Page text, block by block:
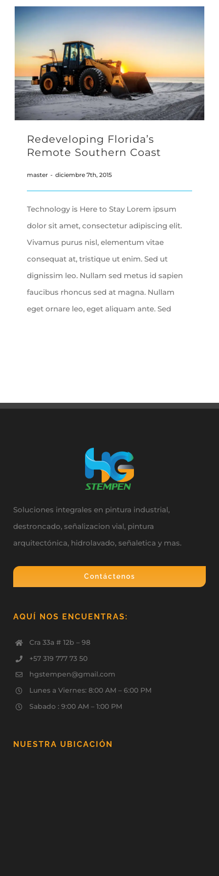
Redeveloping Florida’s
Remote Southern Coast
master - diciembre 7th, 2015
Technology is Here to Stay Lorem ipsum
dolor sit amet, consectetur adipiscing elit.
Vivamus purus nisl, elementum vitae
consequat at, tristique ut enim. Sed ut
dignissim leo. Nullam sed metus id sapien
faucibus rhoncus sed at magna. Nullam
eget ornare leo, eget aliquam ante. Sed
Soluciones integrales en pintura industrial,
destroncado, señalizacion vial, pintura
arquitectónica, hidrolavado, señaletica y mas.
Contáctenos
AQUÍ NOS ENCUENTRAS:
Cra 33a # 12b – 98
+57 319 777 73 50
hgstempen@gmail.com
Lunes a Viernes: 8:00 AM – 6:00 PM
Sabado : 9:00 AM – 1:00 PM
NUESTRA UBICACIÓN